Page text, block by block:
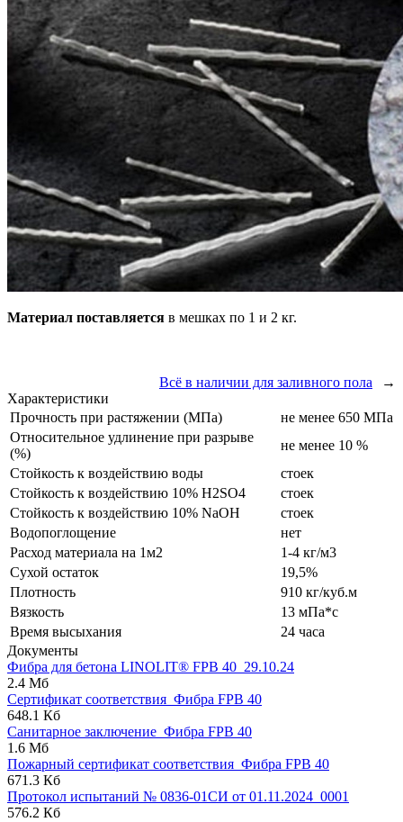
Материал поставляется в мешках по 1 и 2 кг.
Всё в наличии для заливного пола
→
Характеристики
Прочность при растяжении (МПа)
не менее 650 МПа
Относительное удлинение при разрыве
(%)
не менее 10 %
Стойкость к воздействию воды
стоек
Стойкость к воздействию 10% H2SO4
стоек
Стойкость к воздействию 10% NaOH
стоек
Водопоглощение
нет
Расход материала на 1м2
1-4 кг/м3
Сухой остаток
19,5%
Плотность
910 кг/куб.м
Вязкость
13 мПа*с
Время высыхания
24 часа
Документы
Фибра для бетона LINOLIT® FPB 40_29.10.24
2.4 Мб
Сертификат соответствия_Фибра FPB 40
648.1 Кб
Санитарное заключение_Фибра FPB 40
1.6 Мб
Пожарный сертификат соответствия_Фибра FPB 40
671.3 Кб
Протокол испытаний № 0836-01СИ от 01.11.2024_0001
576.2 Кб